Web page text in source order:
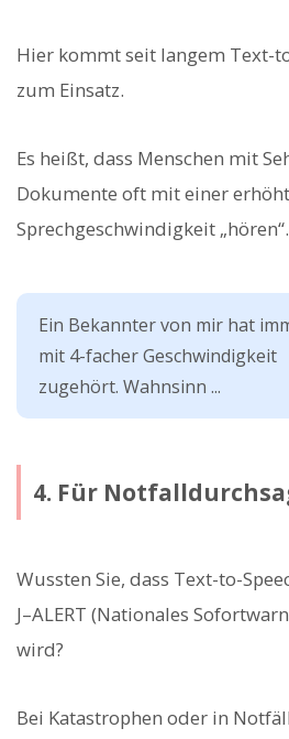
Hier kommt seit langem Text-
zum Einsatz.
Es heißt, dass Menschen mit
Dokumente oft mit einer
Sprechgeschwindigkeit „hören“.
Ein Bekannter von mir hat
mit 4-facher Geschwindigkeit
zugehört. Wahnsinn ...
4. Für
Wussten Sie, dass Text-to-
J–ALERT (Nationales
wird?
Bei Katastrophen oder in